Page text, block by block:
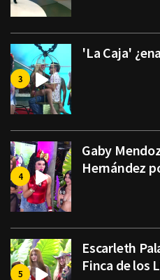
'La Caja'
Gaby
Hernández
Escarleth
Finca de los